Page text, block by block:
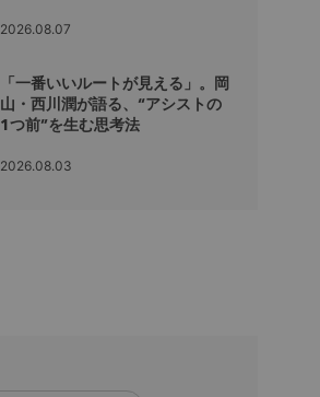
2026.08.07
「一番いいルートが見える」。岡
山・西川潤が語る、“アシストの
1つ前”を生む思考法
2026.08.03